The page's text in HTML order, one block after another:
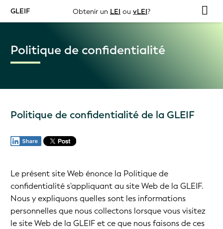
GLEIF Obtenir un LEI ou vLEI?
Politique de confidentialité
Politique de confidentialité de la GLEIF
Le présent site Web énonce la Politique de
confidentialité s'appliquant au site Web de la GLEIF.
Nous y expliquons quelles sont les informations
personnelles que nous collectons lorsque vous visitez
le site Web de la GLEIF et ce que nous faisons de ces